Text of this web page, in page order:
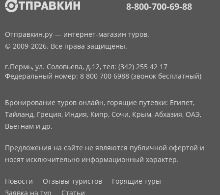
8-800-700-69-88
Отправкин.ру — интернет-магазин туров.
© 2009-2026. Все права защищены.
г.Пермь, ул. Соловьева, д.12, тел: (342) 255 42 17
Федеральный номер: 8 800 700 6988 (звонок бесплатный)
Бронирование туров онлайн, горящие путевки: Египет,
Тайланд, Греция, Индия, Кипр, Сочи, Крым, Абхазия, ОАЭ,
Вьетнам и др.
Предложения на сайте не являются публичной офертой и
носят исключительно информационный характер.
Новости Отзывы туристов
Горящие туры
Заявка на тур
Статьи